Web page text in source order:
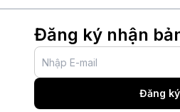
Đăng ký nhận
Đăng ký